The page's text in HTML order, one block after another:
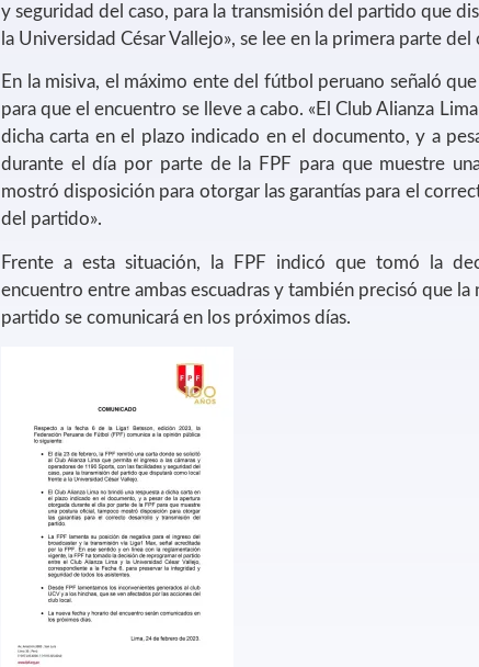
y seguridad del caso, para la transmisión del partido que
la Universidad César Vallejo», se lee en la primera parte del
En la misiva, el máximo ente del fútbol peruano señaló
para que el encuentro se lleve a cabo. «El Club Alianza
dicha carta en el plazo indicado en el documento, y a
durante el día por parte de la FPF para que muestre
mostró disposición para otorgar las garantías para el
del partido».
Frente a esta situación, la FPF indicó que tomó la
encuentro entre ambas escuadras y también precisó que la
partido se comunicará en los próximos días.